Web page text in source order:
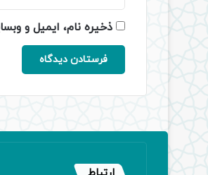
ذخیره نام، ایمیل و